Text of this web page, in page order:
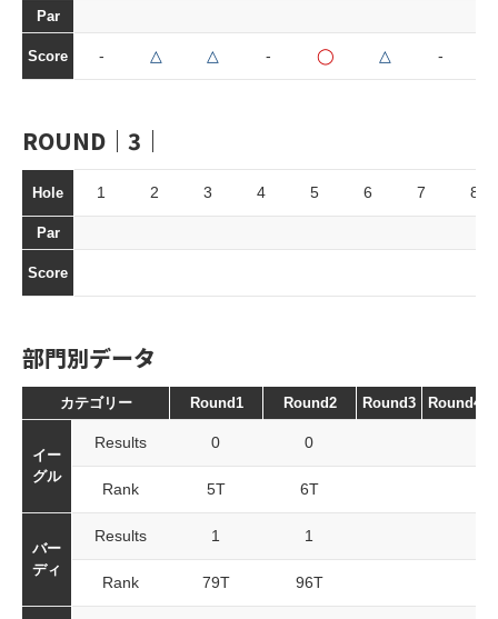
Par
Score - △ △ - ◯ △ -
ROUND｜3｜
Hole 1 2 3 4 5 6 7 8
Par
Score
部門別データ
カテゴリー Round1 Round2 Round3 Round4
イー
グル
Results 0 0
Rank 5T 6T
バー
ディ
Results 1 1
Rank 79T 96T